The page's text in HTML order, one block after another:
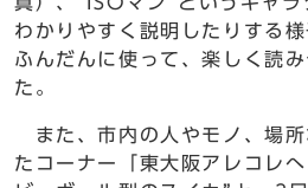
わかりやすく説明したりする
ふんだんに使って、楽しく読
た。
また、市内の人やモノ、場所
たコーナー「東大阪アレコレ